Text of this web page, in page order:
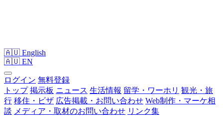
🇦🇺 English
🇦🇺 EN
ログイン 無料登録
トップ 掲示板 ニュース 生活情報 留学・ワーホリ 観光・旅
行 移住・ビザ 広告掲載・お問い合わせ Web制作・マーケ相
談 メディア・取材のお問い合わせ リンク集